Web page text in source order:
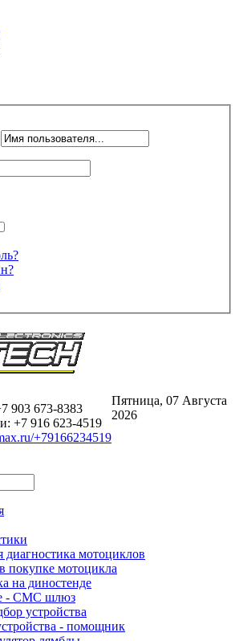
903 673-8383
+7 916 623-4519
+79166234519
Пятница, 07 Августа
2026
диагностика мотоциклов
покупке мотоцикла
на диностенде
- СМС шлюз
устройства
- помощник